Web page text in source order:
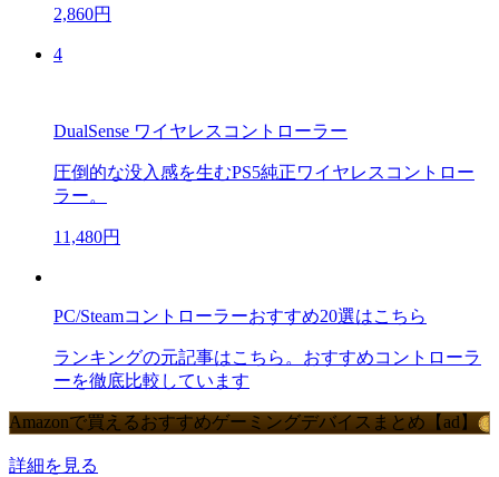
2,860円
4
DualSense ワイヤレスコントローラー
圧倒的な没入感を生むPS5純正ワイヤレスコントロー
ラー。
11,480円
PC/Steamコントローラーおすすめ20選はこちら
ランキングの元記事はこちら。おすすめコントローラ
ーを徹底比較しています
Amazonで買えるおすすめゲーミングデバイスまとめ【ad】
詳細を見る